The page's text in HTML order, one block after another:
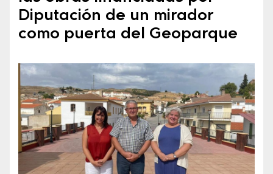
Diputación de un mirador
como puerta del Geoparque